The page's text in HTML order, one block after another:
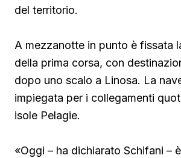
del territorio.
A mezzanotte in punto è fissata
della prima corsa, con
dopo uno scalo a Linosa. La
impiegata per i collegamenti
isole Pelagie.
«Oggi – ha dichiarato Schifani –